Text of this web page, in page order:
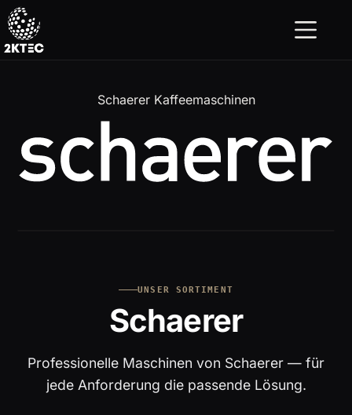
Zum
Inhalt
springen
Schaerer Kaffeemaschinen
UNSER SORTIMENT
Schaerer
Professionelle Maschinen von Schaerer — für
jede Anforderung die passende Lösung.